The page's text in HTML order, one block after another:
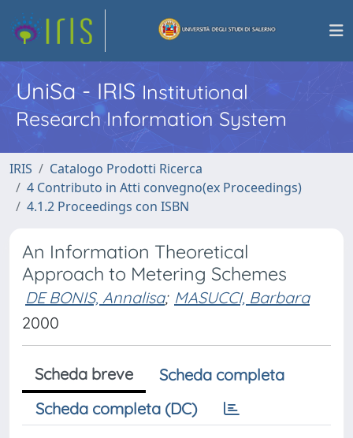
UniSa - IRISInstitutional
Research Information System
IRIS
Catalogo Prodotti Ricerca
4 Contributo in Atti convegno(ex Proceedings)
4.1.2 Proceedings con ISBN
An Information Theoretical
Approach to Metering Schemes
DE BONIS, Annalisa; MASUCCI, Barbara
2000
Scheda breve
Scheda completa
Scheda completa (DC)